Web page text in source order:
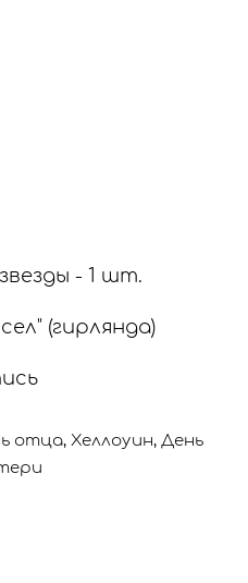
- 1 шт.
(гирлянда)
отца, Хеллоуин, День